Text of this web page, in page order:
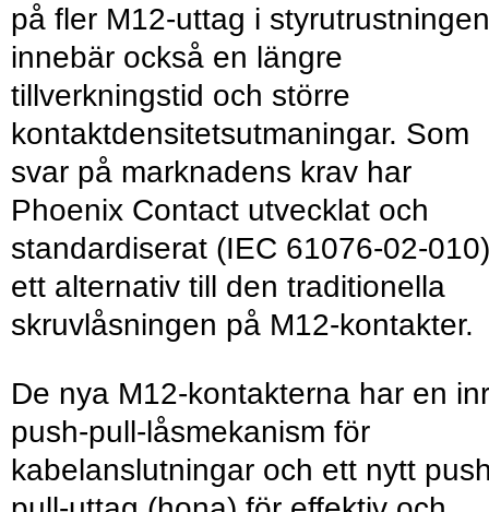
på fler M12-uttag i styrutrustningen
innebär också en längre
tillverkningstid och större
kontaktdensitetsutmaningar. Som
svar på marknadens krav har
Phoenix Contact utvecklat och
standardiserat (IEC 61076-02-010)
ett alternativ till den traditionella
skruvlåsningen på M12-kontakter.
De nya M12-kontakterna har en
push-pull-låsmekanism för
kabelanslutningar och ett nytt